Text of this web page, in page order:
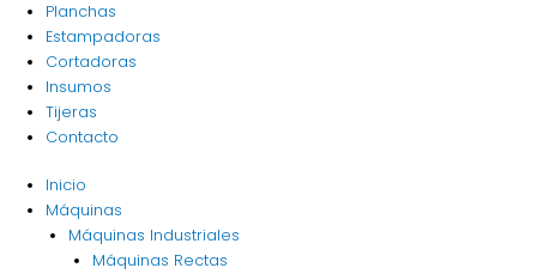
Planchas
Estampadoras
Cortadoras
Insumos
Tijeras
Contacto
Inicio
Máquinas
Máquinas Industriales
Máquinas Rectas